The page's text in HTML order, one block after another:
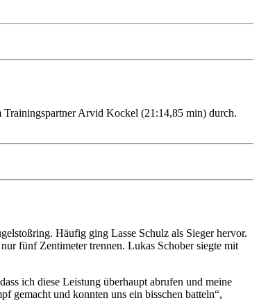
Trainingspartner Arvid Kockel (21:14,85 min) durch.
Häufig ging Lasse Schulz als Sieger hervor.
fünf Zentimeter trennen. Lukas Schober siegte mit
ich diese Leistung überhaupt abrufen und meine
gemacht und konnten uns ein bisschen batteln“,